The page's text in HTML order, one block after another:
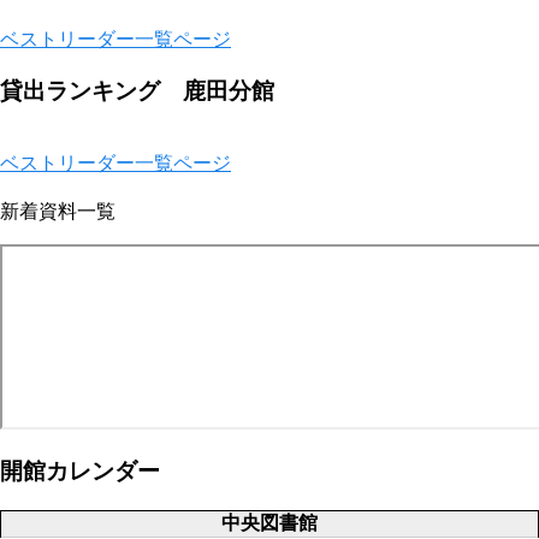
ベストリーダー一覧ページ
貸出ランキング 鹿田分館
ベストリーダー一覧ページ
新着資料一覧
開館カレンダー
中央図書館